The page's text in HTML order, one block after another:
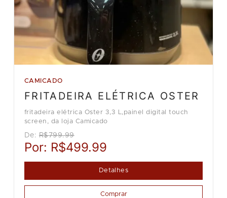
CAMICADO
FRITADEIRA ELÉTRICA OSTER
fritadeira elétrica Oster 3,3 L,painel digital touch
screen, da loja Camicado
De: R$799.99
Por: R$499.99
Detalhes
Comprar